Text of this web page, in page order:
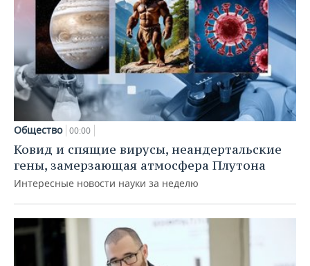
Общество 00:00
Ковид и спящие вирусы, неандертальские
гены, замерзающая атмосфера Плутона
Интересные новости науки за неделю